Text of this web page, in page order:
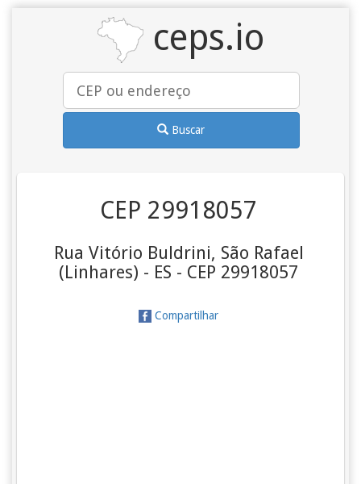
ceps.io
Buscar
CEP 29918057
Rua Vitório Buldrini, São Rafael
(Linhares) - ES - CEP 29918057
Compartilhar